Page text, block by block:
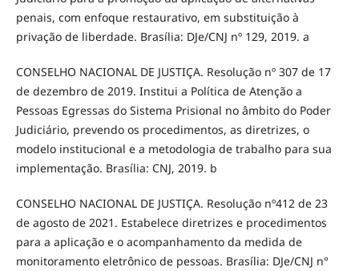
penais, com enfoque restaurativo, em substituição à
privação de liberdade. Brasília: DJe/CNJ nº 129, 2019. a
CONSELHO NACIONAL DE JUSTIÇA. Resolução nº 307 de 17
de dezembro de 2019. Institui a Política de Atenção a
Pessoas Egressas do Sistema Prisional no âmbito do Poder
Judiciário, prevendo os procedimentos, as diretrizes, o
modelo institucional e a metodologia de trabalho para sua
implementação. Brasília: CNJ, 2019. b
CONSELHO NACIONAL DE JUSTIÇA. Resolução nº412 de 23
de agosto de 2021. Estabelece diretrizes e procedimentos
para a aplicação e o acompanhamento da medida de
monitoramento eletrônico de pessoas. Brasília: DJe/CNJ n°